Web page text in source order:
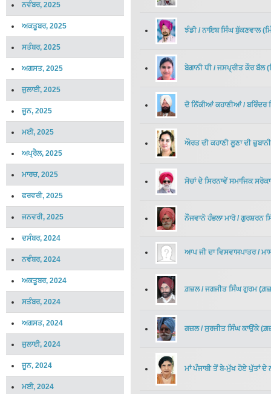
ਨਵੰਬਰ, 2025
ਅਕਤੂਬਰ, 2025
ਸਤੰਬਰ, 2025
ਅਗਸਤ, 2025
ਜੁਲਾਈ, 2025
ਜੂਨ, 2025
ਮਈ, 2025
ਅਪ੍ਰੈਲ, 2025
ਮਾਰਚ, 2025
ਫਰਵਰੀ, 2025
ਜਨਵਰੀ, 2025
ਦਸੰਬਰ, 2024
ਨਵੰਬਰ, 2024
ਅਕਤੂਬਰ, 2024
ਸਤੰਬਰ, 2024
ਅਗਸਤ, 2024
ਜੁਲਾਈ, 2024
ਜੂਨ, 2024
ਮਈ, 2024
ਝੰਡੀ/ਨਾਇਬ ਸਿੰਘ ਬੁੱਕਣਵਾਲ(
ਬੇਗਾਨੀ ਧੀ/ ਜਸਪ੍ਰੀਤ ਕੌਰ ਬੱਲ(
ਦੋ ਨਿੱਕੀਆਂ ਕਹਾਣੀਆਂ/ ਬਰਿੰਦਰ
ਔਰਤ ਦੀ ਕਹਾਣੀ ਲੂਣਾ ਦੀ ਜ਼ੁਬਾਨੀ
ਸੋਚਾਂ ਦੇ ਸਿਰਨਾਵੇਂ ਸਮਾਜਿਕ
ਨੌਜਵਾਨੋ ਹੰਭਲਾ ਮਾਰੋ/ ਗੁਰਸ਼ਰਨ
ਆਪ ਜੀ ਦਾ ਵਿਸਵਾਸਪਾਤਰ/
ਗ਼ਜ਼ਲ/ ਜਗਜੀਤ ਸਿੰਘ ਗੁਰਮ(
ਗਜ਼ਲ/ ਸੁਰਜੀਤ ਸਿੰਘ ਕਾਉਂਕੇ(
ਮਾਂ ਪੰਜਾਬੀ ਤੋਂ ਬੇ-ਮੁੱਖ ਹੋਏ ਪੁੱਤਾਂ ਦੇ